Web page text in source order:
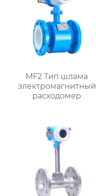
MF2 Тип шлама
электромагнитный
расходомер